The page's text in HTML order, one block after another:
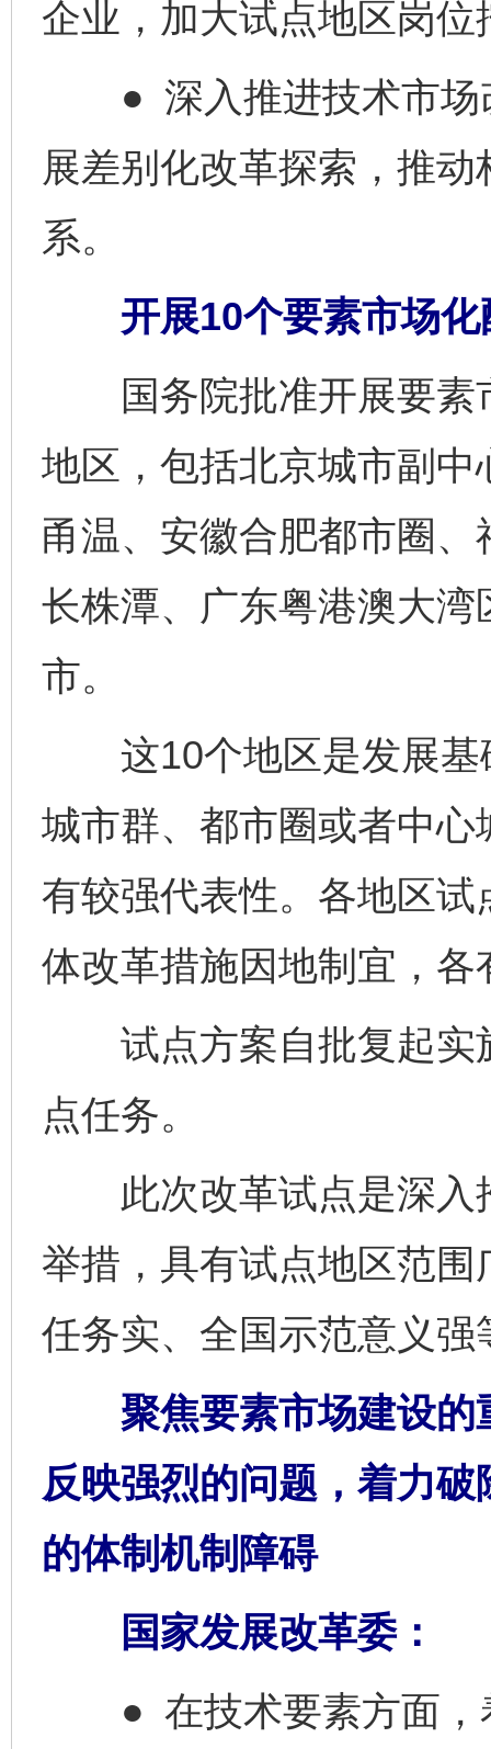
企业，加大试点地区岗位
● 深入推进技术市场
展差别化改革探索，推
系。
开展10个要素市场化
国务院批准开展要素
地区，包括北京城市副
甬温、安徽合肥都市圈
长株潭、广东粤港澳大
市。
这10个地区是发展基
城市群、都市圈或者中
有较强代表性。各地区
体改革措施因地制宜，各
试点方案自批复起实
点任务。
此次改革试点是深入
举措，具有试点地区范
任务实、全国示范意义强
聚焦要素市场建设的
反映强烈的问题，着力
的体制机制障碍
国家发展改革委：
● 在技术要素方面，